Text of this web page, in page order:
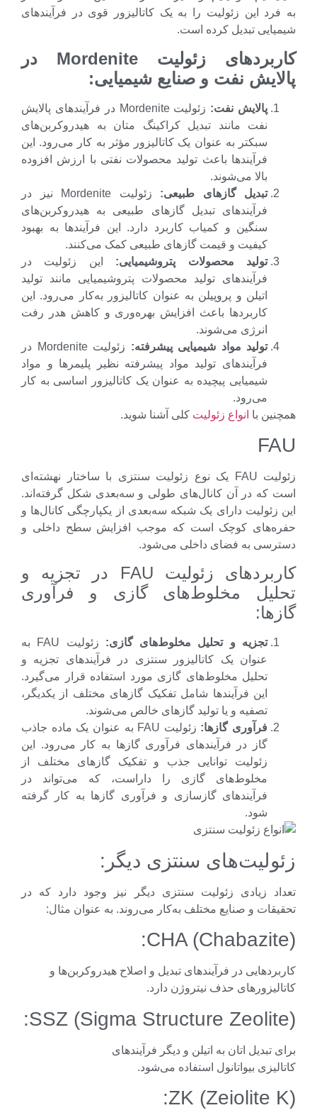
این زئولیت را به یک کاتالیزور قوی در فرآیندهای
تبدیل کرده است.
زئولیت Mordenite
در
نفت و صنایع شیمیایی:
پالایش نفت:
زئولیت Mordenite در فرآیندهای پالایش
نفت مانند تبدیل کراکینگ متان به هیدروکربن‌های
سبکتر به عنوان یک کاتالیزور مؤثر به کار می‌رود. این
فرآیندها باعث تولید محصولات نفتی با ارزش افزوده
بالا می‌شوند.
تبدیل گازهای طبیعی
زئولیت Mordenite نیز در
فرآیندهای تبدیل گازهای طبیعی به هیدروکربن‌های
سنگین و کمیاب کاربرد دارد. این فرآیندها به بهبود
کیفیت و قیمت گازهای طبیعی کمک می‌کنند.
تولید محصولات پتروشیمیایی:این زئولیت در
فرآیندهای تولید محصولات پتروشیمیایی مانند تولید
اتیلن و پروپیلن به عنوان کاتالیزور به‌کار می‌رود. این
کاربردها باعث افزایش بهره‌وری و کاهش هدر رفت
انرژی می‌شوند.
تولید مواد شیمیایی پیشرفته:
زئولیت Mordenite در
فرآیندهای تولید مواد پیشرفته نظیر پلیمرها و مواد
شیمیایی پیچیده به عنوان یک کاتالیزور اساسی به کار
باانواع زئولیتکلی آشنا شوید.
زئولیت FAU یک نوع زئولیت سنتزی با ساختار نهشته‌ای
که در آن کانال‌های طولی و سه‌بعدی شکل گرفته‌اند.
زئولیت دارای یک شبکه سه‌بعدی از یکپارچگی کانال‌ها و
کوچک است که موجب افزایش سطح داخلی و
به فضای داخلی می‌شود.
کاربردهای زئولیت FAU در تجزیه و
مخلوط‌های گازی و فرآوری
تجزیه و تحلیل مخلوط های گازی:
زئولیت FAU به
عنوان یک کاتالیزور سنتزی در فرآیندهای تجزیه و
تحلیل مخلوط‌های گازی مورد استفاده قرار می‌گیرد.
این فرآیندها شامل تفکیک گازهای مختلف از یکدیگر،
تصفیه و یا تولید گازهای خالص می‌شوند.
فرآوری گازها:
زئولیت FAU به عنوان یک ماده جاذب
گاز در فرآیندهای فرآوری گازها به کار می‌رود. این
زئولیت توانایی جذب و تفکیک گازهای مختلف از
مخلوط‌های گازی را داراست، که می‌تواند در
فرآیندهای گاز‌سازی و فرآوری گازها به کار گرفته
سنتزی دیگر:
زیادی زئولیت سنتزی دیگر نیز وجود دارد که در
و صنایع مختلف به‌کار می‌روند. به عنوان مثال:
CHA
در فرآیندهای تبدیل و اصلاح هیدروکربن‌ها و
حذف نیتروژن دارد.
SSZ (Sigma Structure
تبدیل اتان به اتیلن و دیگر فرآیندهای
بیواتانول استفاده می‌شود.
ZK (Zeiolite